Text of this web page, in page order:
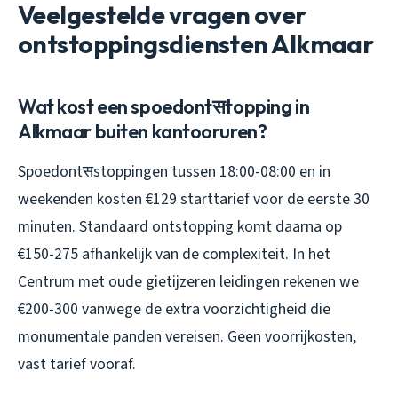
Veelgestelde vragen over
ontstoppingsdiensten Alkmaar
Wat kost een spoedontसtopping in
Alkmaar buiten kantooruren?
Spoedontसstoppingen tussen 18:00-08:00 en in
weekenden kosten €129 starttarief voor de eerste 30
minuten. Standaard ontstopping komt daarna op
€150-275 afhankelijk van de complexiteit. In het
Centrum met oude gietijzeren leidingen rekenen we
€200-300 vanwege de extra voorzichtigheid die
monumentale panden vereisen. Geen voorrijkosten,
vast tarief vooraf.